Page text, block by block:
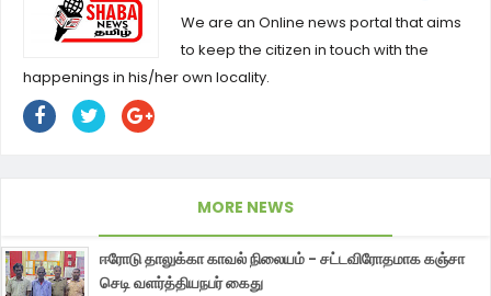
We are an Online news portal that aims
to keep the citizen in touch with the
happenings in his/her own locality.
MORE NEWS
ஈரோடு தாலுக்கா காவல் நிலையம் - சட்டவிரோதமாக கஞ்சா
செடி வளர்த்தியநபர் கைது